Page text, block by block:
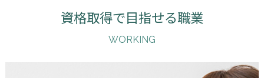
資格取得で目指せる職業
WORKING